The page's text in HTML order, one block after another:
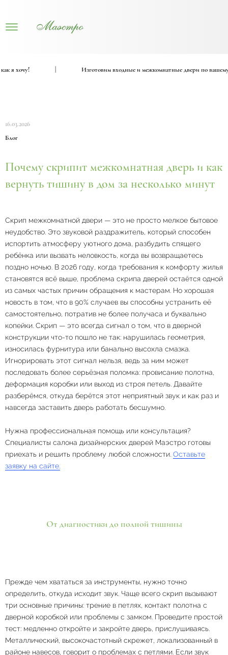
хочу! Изготовим входные и межкомнатные двери по вашему
16.03.2026
Блог
Почему скрипит межкомнатная дверь и как
вернуть тишину в дом за несколько минут
Скрип межкомнатной двери — это не просто мелкое бытовое
неудобство. Это звуковой раздражитель, который способен
испортить атмосферу уютного дома, разбудить спящего
ребёнка или вызвать неловкость, когда вы возвращаетесь
поздно ночью. В 2026 году, когда требования к комфорту жилья
становятся всё выше, проблема скрипа дверей остаётся одной
из самых частых причин обращения к мастерам. Но хорошая
новость в том, что в 90% случаев вы способны устранить её
самостоятельно, потратив не более получаса и буквально
копейки. Скрип — это всегда сигнал о том, что в дверной
конструкции что-то пошло не так: нарушилась геометрия,
износилась фурнитура или банально высохла смазка.
Игнорировать этот сигнал нельзя, ведь за ним может
последовать более серьёзная поломка: провисание полотна,
деформация коробки или выход из строя петель. Давайте
разберёмся, откуда берётся этот неприятный звук и как раз и
навсегда заставить дверь работать бесшумно.
Нужна профессиональная помощь или консультация?
Специалисты салона дизайнерских дверей Маэстро готовы
приехать и решить проблему любой сложности. Оставьте
заявку на сайте.
От диагностики до полной тишины
Прежде чем хвататься за инструменты, нужно точно
определить, откуда исходит звук. Чаще всего скрип вызывают
три основные причины: трение в петлях, контакт полотна с
дверной коробкой или проблемы с замком. Проведите простой
тест: медленно откройте и закройте дверь, прислушиваясь.
Металлический, высокочастотный скрежет, локализованный в
районе навесов, говорит о проблемах с петлями. Если звук